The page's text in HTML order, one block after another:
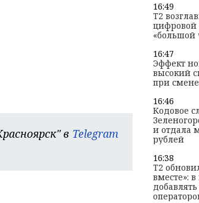
в Telegram
16:49
T2
цифровой
«большой
16:47
Эффект
высокий
при
16:46
Кодовое
и отдала
рублей
16:38
T2
вместе»: